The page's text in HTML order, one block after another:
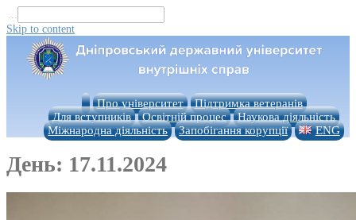
...
Skip to content
Про університет
Підтримка ветеранів
Для вступників
Освітній процес
Наукова діяльність
Міжнародна діяльність
Запобігання корупції ENG
День: 17.11.2024